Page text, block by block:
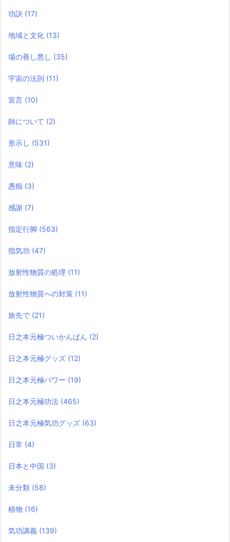
功訣 (17)
地域と文化 (13)
場の善し悪し (35)
宇宙の法則 (11)
宣言 (10)
師について (2)
形示し (531)
意味 (2)
愚痴 (3)
感謝 (7)
指定行脚 (563)
指気功 (47)
放射性物質の処理 (11)
放射性物質への対策 (11)
旅先で (21)
日之本元極ついかんばん (2)
日之本元極グッズ (12)
日之本元極パワー (19)
日之本元極功法 (465)
日之本元極気功グッズ (63)
日常 (4)
日本と中国 (3)
未分類 (58)
植物 (16)
気功講義 (139)